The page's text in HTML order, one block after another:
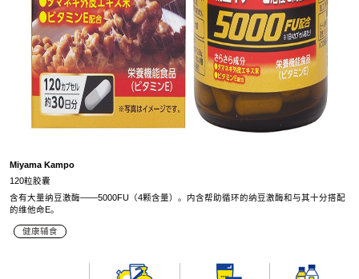
Miyama Kampo
120粒胶囊
含有大量纳豆激酶——5000FU（4颗含量）。内含帮助循环的纳豆激酶和与其十分搭配
的维他命E。
健康辅食